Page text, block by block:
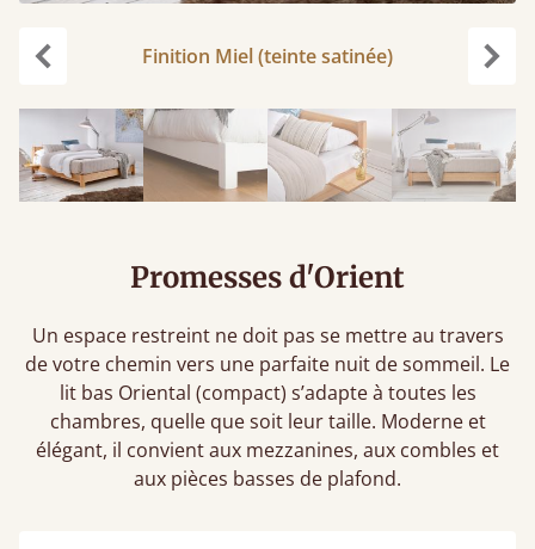
Finition Miel (teinte satinée)
Promesses d'Orient
Un espace restreint ne doit pas se mettre au travers
de votre chemin vers une parfaite nuit de sommeil. Le
lit bas Oriental (compact) s’adapte à toutes les
chambres, quelle que soit leur taille. Moderne et
élégant, il convient aux mezzanines, aux combles et
aux pièces basses de plafond.